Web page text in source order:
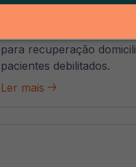
Fresenius
Conheça as dietas
para recuperação
pacientes debilitados.
Ler mais